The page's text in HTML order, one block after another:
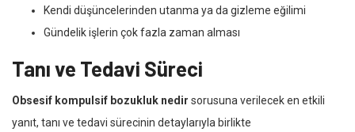
Kendi düşüncelerinden utanma ya da gizleme eğilimi
Gündelik işlerin çok fazla zaman alması
Tanı ve Tedavi Süreci
Obsesif kompulsif bozukluk nedir sorusuna verilecek en etkili
yanıt, tanı ve tedavi sürecinin detaylarıyla birlikte